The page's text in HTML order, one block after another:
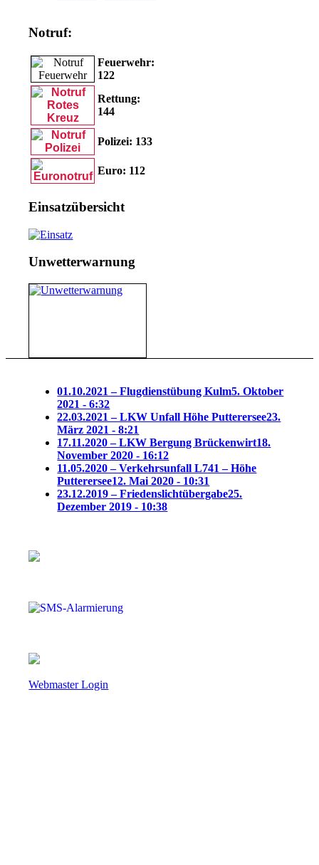
Notruf:
Feuerwehr:
122
Rettung:
144
Polizei: 133
Euro: 112
Einsatzübersicht
Unwetterwarnung
01.10.2021 – Flugdienstübung Kulm5. Oktober
2021 - 6:32
22.03.2021 – LKW Unfall Höhe Putterersee23.
März 2021 - 8:21
17.11.2020 – LKW Bergung Brückenwirt18.
November 2020 - 16:12
11.05.2020 – Verkehrsunfall L741 – Höhe
Putterersee12. Mai 2020 - 10:31
23.12.2019 – Friedenslichtübergabe25.
Dezember 2019 - 10:38
Webmaster Login